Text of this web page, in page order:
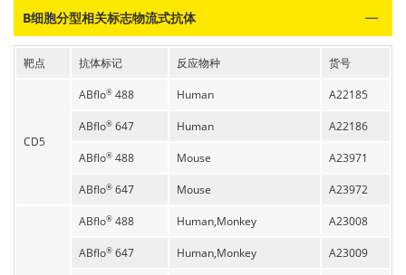
B细胞分型相关标志物流式抗体
靶点 抗体标记 反应物种 货号
CD5
ABflo® 488 Human A22185
ABflo® 647 Human A22186
ABflo® 488 Mouse A23971
ABflo® 647 Mouse A23972
ABflo® 488 Human,Monkey A23008
ABflo® 647 Human,Monkey A23009